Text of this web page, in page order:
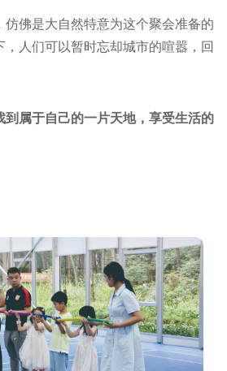
仿佛是大自然特意为这个聚会准备的
人们可以暂时忘却城市的喧嚣，回
到属于自己的一片天地，享受生活的